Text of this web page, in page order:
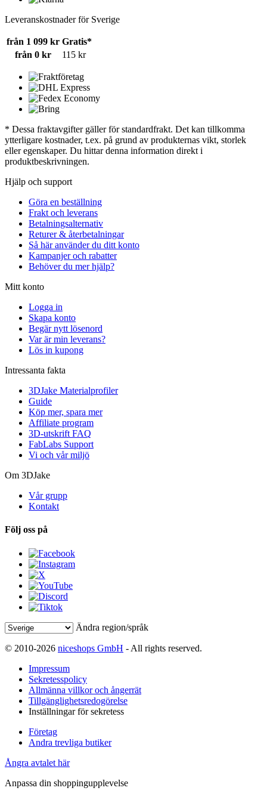
Leveranskostnader för Sverige
från 1 099 kr Gratis*
från 0 kr
115 kr
* Dessa fraktavgifter gäller för standardfrakt. Det kan tillkomma
ytterligare kostnader, t.ex. på grund av produkternas vikt, storlek
eller egenskaper. Du hittar denna information direkt i
produktbeskrivningen.
Hjälp och support
Göra en beställning
Frakt och leverans
Betalningsalternativ
Returer & återbetalningar
Så här använder du ditt konto
Kampanjer och rabatter
Behöver du mer hjälp?
Mitt konto
Logga in
Skapa konto
Begär nytt lösenord
Var är min leverans?
Lös in kupong
Intressanta fakta
3DJake Materialprofiler
Guide
Köp mer, spara mer
Affiliate program
3D-utskrift FAQ
FabLabs Support
Vi och vår miljö
Om 3DJake
Vår grupp
Kontakt
Följ oss på
Ändra region/språk
© 2010-2026 niceshops GmbH - All rights reserved.
Impressum
Sekretesspolicy
Allmänna villkor och ångerrät
Tillgänglighetsredogörelse
Inställningar för sekretess
Företag
Andra trevliga butiker
Ångra avtalet här
Anpassa din shoppingupplevelse